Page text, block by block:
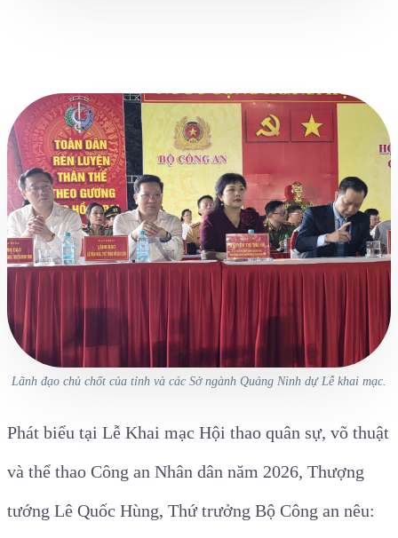
Lãnh đạo chủ chốt của tỉnh và các Sở ngành Quảng Ninh dự Lễ khai mạc.
Phát biểu tại Lễ Khai mạc Hội thao quân sự, võ thuật
và thể thao Công an Nhân dân năm 2026, Thượng
tướng Lê Quốc Hùng, Thứ trưởng Bộ Công an nêu: